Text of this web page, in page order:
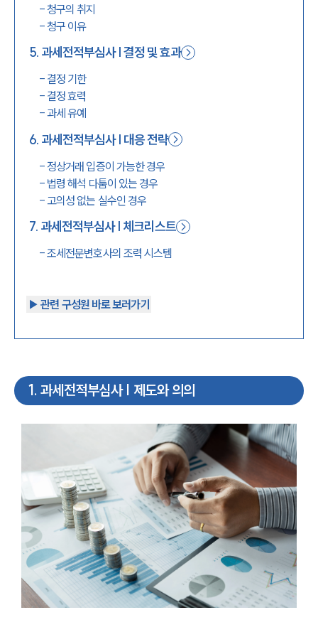
-청구의 취지
-청구 이유
5. 과세전적부심사 | 결정 및 효과
- 결정 기한
- 결정 효력
-과세 유예
6. 과세전적부심사 | 대응 전략
- 정상거래 입증이 가능한 경우
- 법령 해석 다툼이 있는 경우
-고의성 없는 실수인 경우
7. 과세전적부심사 | 체크리스트
-조세전문변호사의 조력 시스템
▶︎ 관련 구성원 바로 보러가기
1 . 과세전적부심사 | 제도와 의의